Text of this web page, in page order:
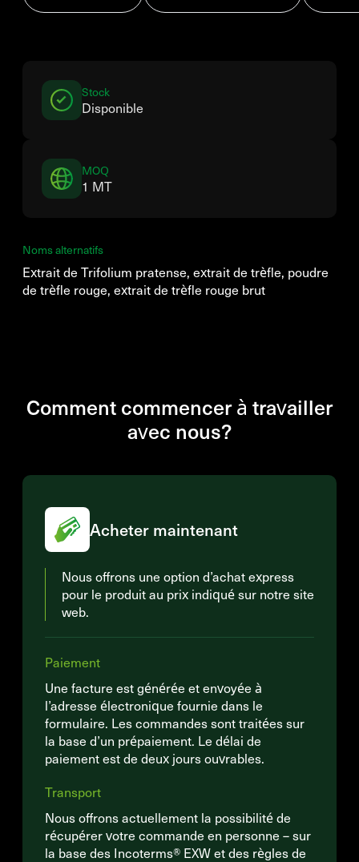
Stock
Disponible
MOQ
1 MT
Noms alternatifs
Extrait de Trifolium pratense, extrait de trèfle, poudre
de trèfle rouge, extrait de trèfle rouge brut
Comment commencer à travailler
avec nous?
Acheter maintenant
Nous offrons une option d’achat express
pour le produit au prix indiqué sur notre site
web.
Paiement
Une facture est générée et envoyée à
l’adresse électronique fournie dans le
formulaire. Les commandes sont traitées sur
la base d’un prépaiement. Le délai de
paiement est de deux jours ouvrables.
Transport
Nous offrons actuellement la possibilité de
récupérer votre commande en personne – sur
la base des Incoterms® EXW et des règles de